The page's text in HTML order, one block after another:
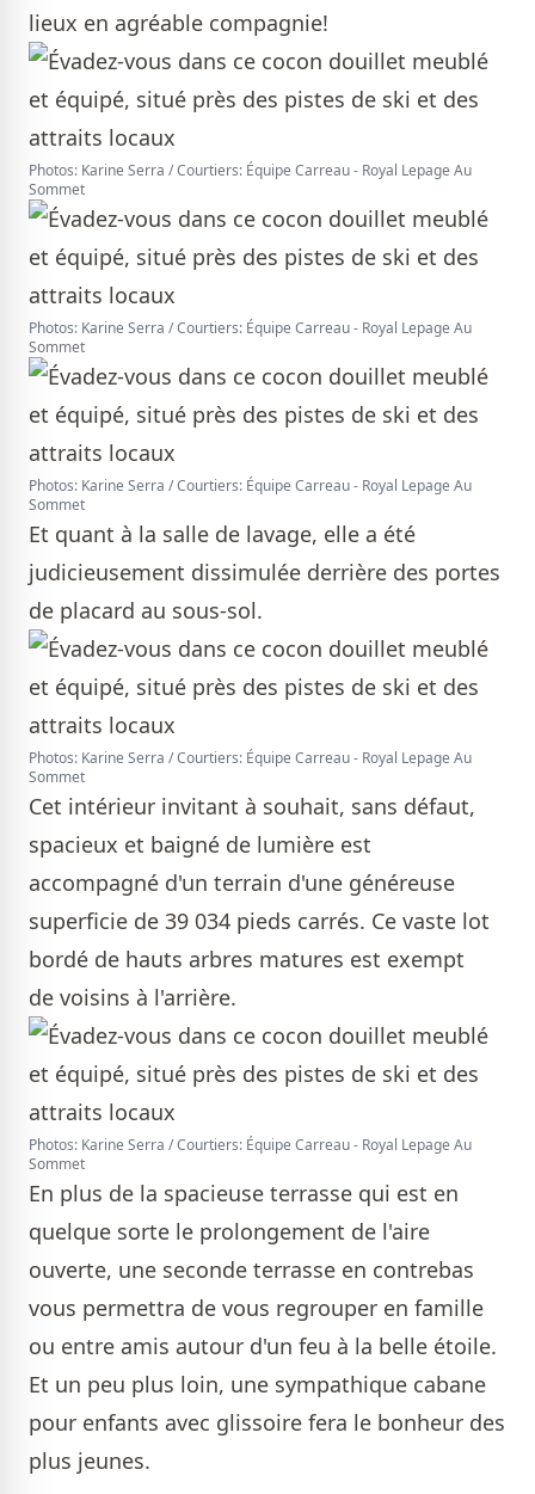
lieux en agréable compagnie!
Photos: Karine Serra / Courtiers: Équipe Carreau - Royal Lepage Au
Sommet
Photos: Karine Serra / Courtiers: Équipe Carreau - Royal Lepage Au
Sommet
Photos: Karine Serra / Courtiers: Équipe Carreau - Royal Lepage Au
Sommet
Et quant à la salle de lavage, elle a été
judicieusement dissimulée derrière des portes
de placard au sous-sol.
Photos: Karine Serra / Courtiers: Équipe Carreau - Royal Lepage Au
Sommet
Cet intérieur invitant à souhait, sans défaut,
spacieux et baigné de lumière est
accompagné d'un terrain d'une généreuse
superficie de 39 034 pieds carrés. Ce vaste lot
bordé de hauts arbres matures est exempt
de voisins à l'arrière.
Photos: Karine Serra / Courtiers: Équipe Carreau - Royal Lepage Au
Sommet
En plus de la spacieuse terrasse qui est en
quelque sorte le prolongement de l'aire
ouverte, une seconde terrasse en contrebas
vous permettra de vous regrouper en famille
ou entre amis autour d'un feu à la belle étoile.
Et un peu plus loin, une sympathique cabane
pour enfants avec glissoire fera le bonheur des
plus jeunes.